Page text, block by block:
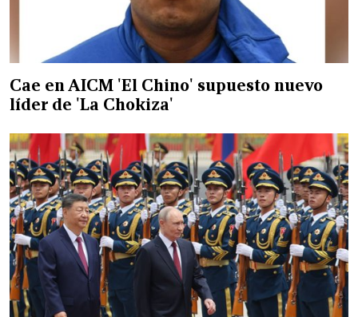
Cae en AICM 'El Chino' supuesto nuevo
líder de 'La Chokiza'